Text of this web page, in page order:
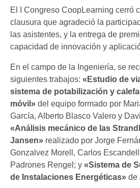
El I Congreso CoopLearning cerró
clausura que agradeció la
las asistentes, y la entrega de
capacidad de innovación y
En el campo de la Ingeniería, se
siguientes trabajos: «Estudio de
sistema de potabilización y
móvil» del equipo formado por
García, Alberto Blasco Valero y
«Análisis mecánico de las
Jansen» realizado por Jorge
Gonzalvez Morell, Carlos
Padrones Rengel; y «Sistema de
de Instalaciones Energéticas» de